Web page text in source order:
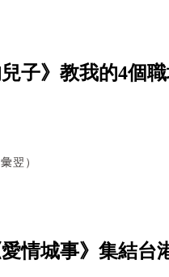
子》教我的4個
翌）
情城事》集結台